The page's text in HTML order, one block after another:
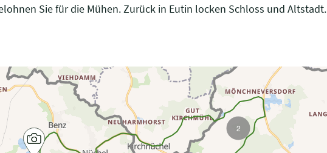
Sie für die Mühen. Zurück in Eutin locken Schloss und Altstadt.
2